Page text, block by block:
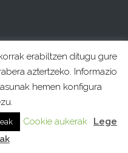
erabiltzen ditugu gure
aztertzeko. Informazio
hemen konfigura
Cookie aukerak
Lege